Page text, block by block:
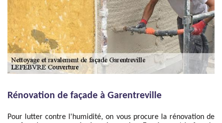
Rénovation de façade à Garentreville
Pour lutter contre l'humidité, on vous procure la rénovation de